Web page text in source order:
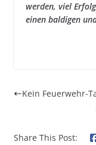
werden, viel
einen baldigen
Kein Feuerwehr-
Share This Post: